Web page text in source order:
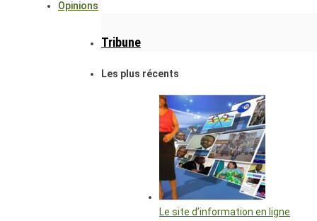
Opinions
Tribune
Les plus récents
Le site d’information en ligne